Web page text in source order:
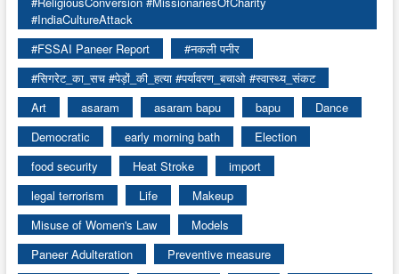
#IndiaCultureAttack
#FSSAI Paneer Report
#नकली पनीर
#सिगरेट_का_सच #पेड़ों_की_हत्या #पर्यावरण_बचाओ #स्वास्थ्य_संकट
Art
asaram asaram bapu bapu
Dance
Democratic
early morning bath
Election
food security
Heat Stroke
import
legal terrorism
Life
Makeup
Misuse of Women's Law
Models
Paneer Adulteration
Preventive measure